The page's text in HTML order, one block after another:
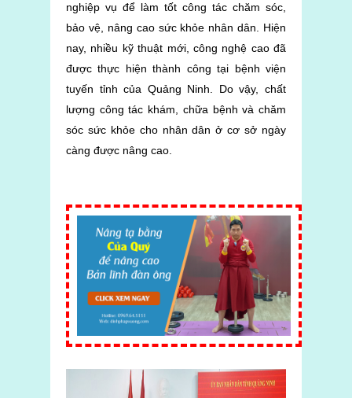
nghiệp vụ để làm tốt công tác chăm sóc,
bảo vệ, nâng cao sức khỏe nhân dân. Hiện
nay, nhiều kỹ thuật mới, công nghệ cao đã
được thực hiện thành công tại bệnh viện
tuyến tỉnh của Quảng Ninh. Do vậy, chất
lượng công tác khám, chữa bệnh và chăm
sóc sức khỏe cho nhân dân ở cơ sở ngày
càng được nâng cao.